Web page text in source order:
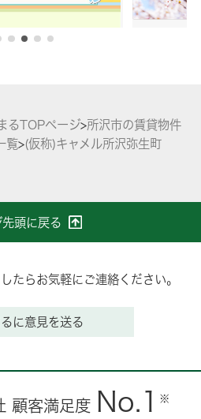
るTOPページ>所沢市の賃貸物件
覧>(仮称)キャメル所沢弥生町
頭に戻る
たらお気軽にご連絡ください。
に意見を送る
顧客満足度 No.1 ※